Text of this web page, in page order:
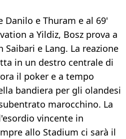
e Thuram e al 69'
a Yildiz, Bosz prova a
Saibari e Lang. La reazione
in un destro centrale di
il poker e a tempo
bandiera per gli olandesi
marocchino. La
vincente in
allo Stadium ci sarà il